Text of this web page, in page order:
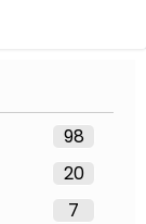
98
20
7